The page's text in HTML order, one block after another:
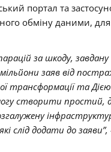
портал та
обміну даними,
за шкоду, завдану
заяв від
трансформації та
створити простий,
слід додати до заяви”,